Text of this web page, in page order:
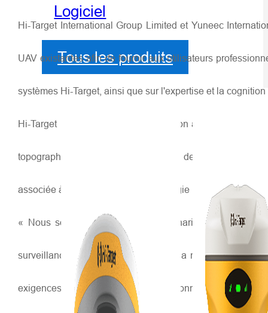
Logiciel
Tous les produits
Hi-Target International Group Limited et Yuneec
UAV existantes afin de fournir aux utilisateurs
systèmes Hi-Target, ainsi que sur l'expertise et la
Hi-Target International, en collaboration avec Yuneec
topographie, de l'exploitation minière, de la
associée à la science et à la technologie Hi-Target, les
« Nous sommes ravis que ce partenariat réponde
surveillance, de la construction et de la maintenance,
exigences de nos utilisateurs professionnels afin de